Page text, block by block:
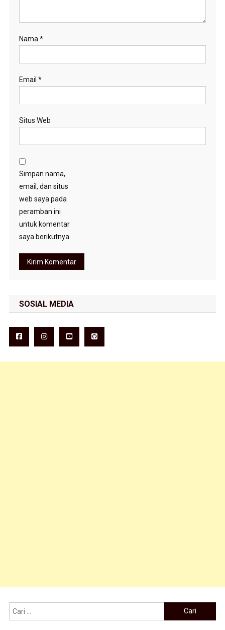
Nama *
Email *
Situs Web
Simpan nama,
email, dan situs
web saya pada
peramban ini
untuk komentar
saya berikutnya.
SOSIAL MEDIA
Cari untuk: